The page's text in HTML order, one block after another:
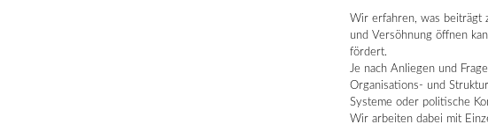
Wir erfahren, was beiträgt
und Versöhnung öffnen
fördert.
Je nach Anliegen und
Organisations- und
Systeme oder politische
Wir arbeiten dabei mit